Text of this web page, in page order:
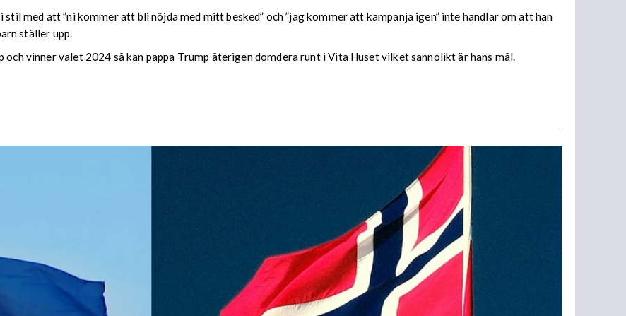
med att ”ni kommer att bli nöjda med mitt besked” och ”jag kommer att kampanja igen” inte handlar om att han
ställer upp.
vinner valet 2024 så kan pappa Trump återigen domdera runt i Vita Huset vilket sannolikt är hans mål.